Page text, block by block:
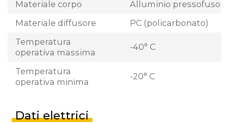
Materiale corpo
Alluminio pressofuso
Materiale diffusore
PC (policarbonato)
Temperatura
operativa massima
-40° C
Temperatura
operativa minima
-20° C
Dati elettrici